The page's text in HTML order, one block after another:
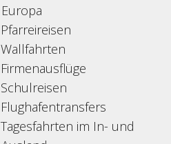
Europa
Pfarreireisen
Wallfahrten
Firmenausflüge
Schulreisen
Flughafentransfers
Tagesfahrten im In- und